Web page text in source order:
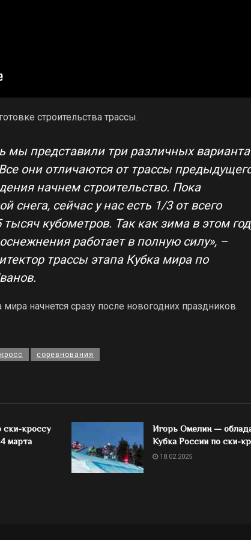
строительства трассы.
мы представили три различных варианта
они отличаются от трассы
начнем строительство. Пока
снега, сейчас у нас есть 1/3 от всего
кубометров. Так как зима в этом
работает в полную силу», –
трассы этапа Кубка мира по
начнется сразу после новогодних праздников.
соревнования
ски-кроссу
марта
Игорь Омелин —
Кубка России по ски-
18.02.2025